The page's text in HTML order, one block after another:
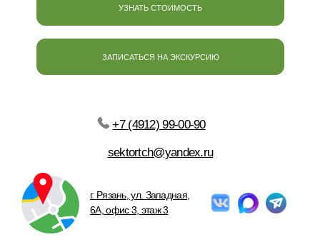
УЗНАТЬ СТОИМОСТЬ
ЗАПИСАТЬСЯ НА ЭКСКУРСИЮ